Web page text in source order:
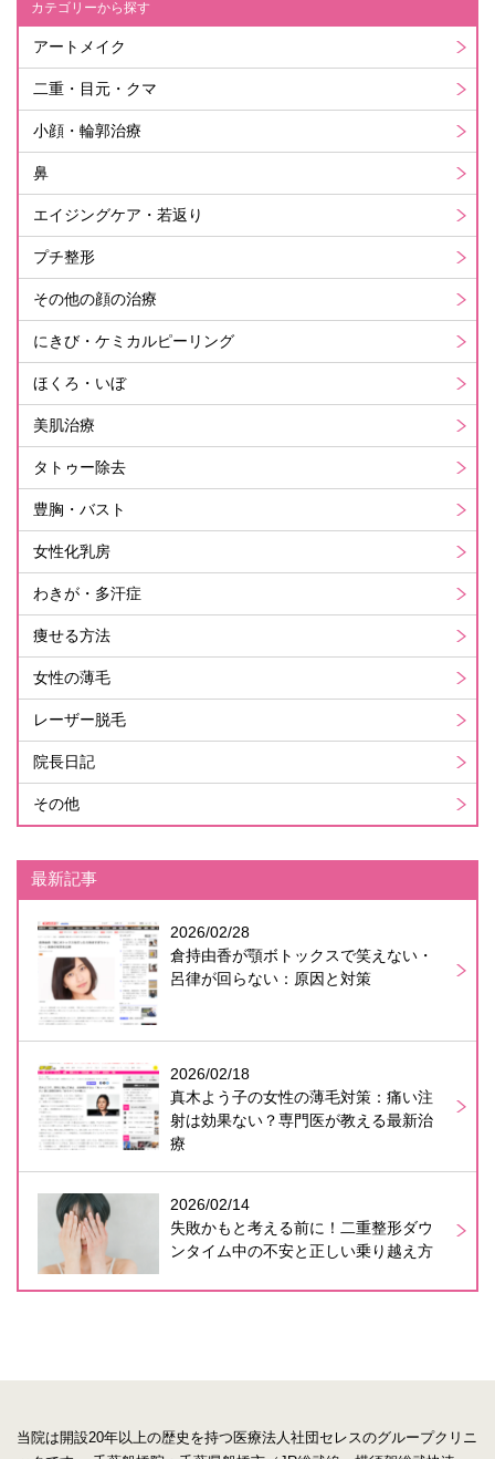
カテゴリーから探す
アートメイク
二重・目元・クマ
小顔・輪郭治療
鼻
エイジングケア・若返り
プチ整形
その他の顔の治療
にきび・ケミカルピーリング
ほくろ・いぼ
美肌治療
タトゥー除去
豊胸・バスト
女性化乳房
わきが・多汗症
痩せる方法
女性の薄毛
レーザー脱毛
院長日記
その他
最新記事
2026/02/28
倉持由香が顎ボトックスで笑えない・
呂律が回らない：原因と対策
2026/02/18
真木よう子の女性の薄毛対策：痛い注
射は効果ない？専門医が教える最新治
療
2026/02/14
失敗かもと考える前に！二重整形ダウ
ンタイム中の不安と正しい乗り越え方
当院は開設20年以上の歴史を持つ医療法人社団セレスのグループクリニ